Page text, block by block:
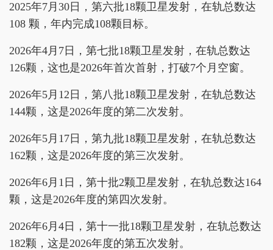
2025年7月30日，第六批18颗卫星发射，在轨总数达
108 颗，年内完成108颗目标。
2026年4月7日，第七批18颗卫星发射，在轨总数达
126颗，这也是2026年首次首射，打破7个月空窗。
2026年5月12日，第八批18颗卫星发射，在轨总数达
144颗，这是2026年度的第二次发射。
2026年5月17日，第九批18颗卫星发射，在轨总数达
162颗，这是2026年度的第三次发射。
2026年6月1日，第十批2颗卫星发射，在轨总数达164
颗，这是2026年度的第四次发射。
2026年6月4日，第十一批18颗卫星发射，在轨总数达
182颗，这是2026年度的第五次发射。